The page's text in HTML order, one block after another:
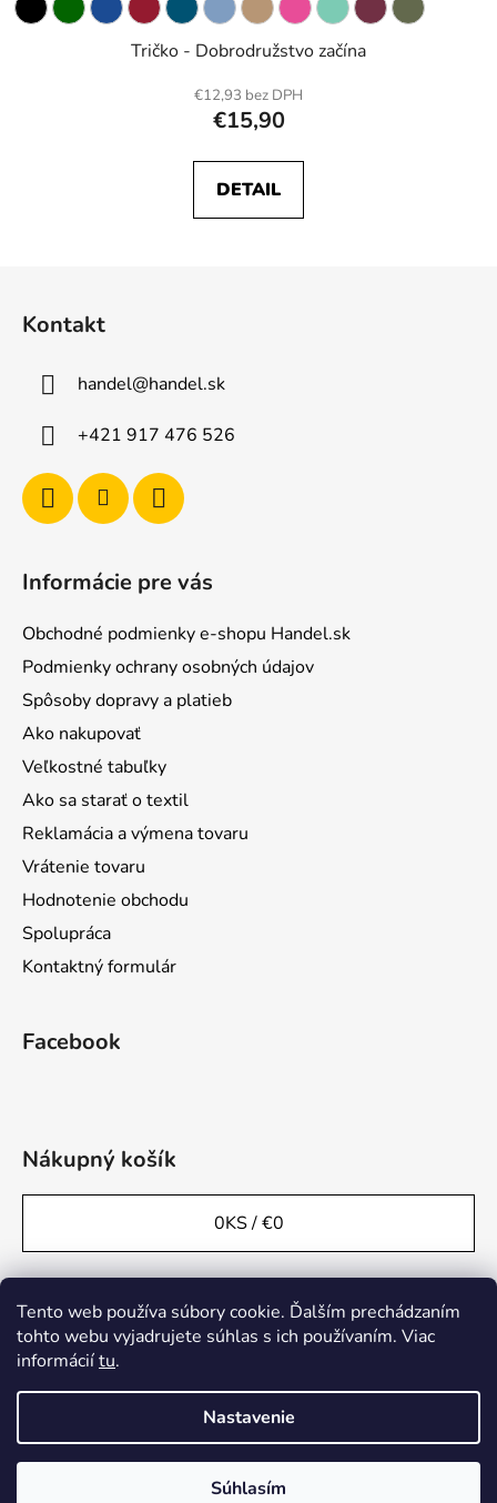
Tento web používa súbory cookie. Ďalším prechádzaním
tohto webu vyjadrujete súhlas s ich používaním. Viac
informáciítu.
Nastavenie
Súhlasím
Tričko - Dobrodružstvo začína
€12,93 bez DPH
€15,90
DETAIL
Kontakt
handel@handel.sk
+421 917 476 526
Informácie pre vás
Obchodné podmienky e-shopu Handel.sk
Podmienky ochrany osobných údajov
Spôsoby dopravy a platieb
Ako nakupovať
Veľkostné tabuľky
Ako sa starať o textil
Reklamácia a výmena tovaru
Vrátenie tovaru
Hodnotenie obchodu
Spolupráca
Kontaktný formulár
Facebook
Nákupný košík
0KS /€0
Vytvoril Shoptet